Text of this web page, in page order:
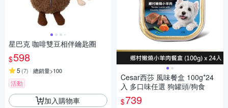
星巴克 咖啡雙豆相伴鑰匙圈
$598
5 (7) 總銷量>100
活動
加入購物車
Cesar西莎 風味餐盒 100g*24
入 多口味任選 狗罐頭/狗食
$739